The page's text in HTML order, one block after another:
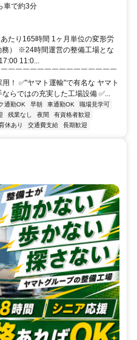
車で約3分
たり165時間 1ヶ月単位の変形労
） ※24時間運営の整備工場とな
11:0...
￣￣￣￣￣￣￣￣￣￣￣￣￣￣￣
！ ✅"ヤマト運輸"で有名な ヤマト
らではの充実した工場設備 ✅...
通勤OK 早朝 車通勤OK
職場見学可
残業なし 夜間
有資格者歓迎
休あり 交通費支給 長期歓迎